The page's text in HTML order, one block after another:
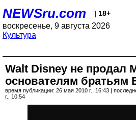
NEWSru.com | 18+
воскресенье, 9 августа 2026
Культура
Walt Disney не продал
основателям братьям
время публикации: 26 мая 2010 г., 16:43 |
г., 10:54